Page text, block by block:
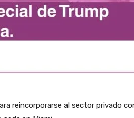
reincorporarse al sector privado